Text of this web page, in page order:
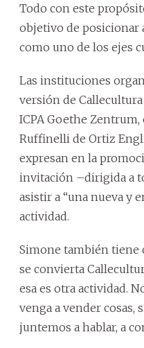
Todo con este
objetivo de posicionar
como uno de los ejes
Las instituciones
versión de
ICPA Goethe Zentrum,
Ruffinelli de Ortiz
expresan en la
invitación –dirigida a
asistir a “una nueva y
actividad.
Simone también tiene
se convierta
esa es otra actividad.
venga a vender cosas,
juntemos a hablar, a